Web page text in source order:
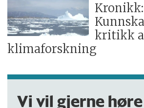
Kronikk:
kritikk
klimaforskning
Vi vil gjerne